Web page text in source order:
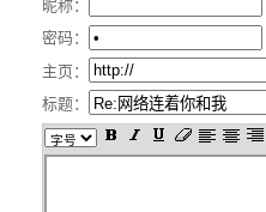
昵称：
密码：
主页：
标题：